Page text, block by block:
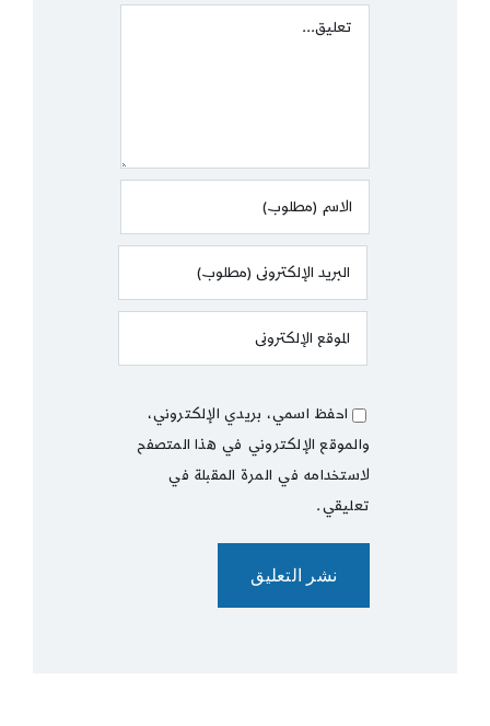
Comment
احفظ اسمي، بريدي الإلكتروني،
والموقع الإلكتروني في هذا المتصفح
لاستخدامه في المرة المقبلة في
تعليقي.